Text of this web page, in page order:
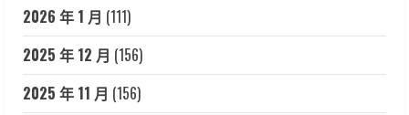
2026 年 1 月 (111)
2025 年 12 月 (156)
2025 年 11 月 (156)